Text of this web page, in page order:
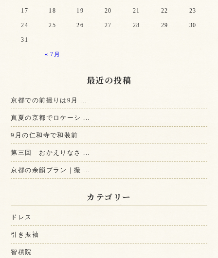
« 7月
17 18 19 20 21 22 23
24 25 26 27 28 29 30
31
最近の投稿
京都での前撮りは9月 ...
真夏の京都でロケーシ ...
9月の仁和寺で和装前 ...
第三回 おかえりなさ ...
京都の余韻プラン｜撮 ...
カテゴリー
ドレス
引き振袖
智積院